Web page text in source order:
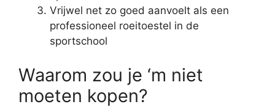
Vrijwel net zo goed aanvoelt als een
professioneel roeitoestel in de
sportschool
Waarom zou je ‘m niet
moeten kopen?